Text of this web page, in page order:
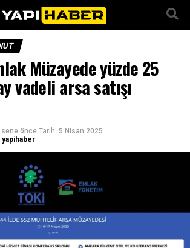
Müzayede yüzde 25
vadeli arsa satışı
sene önce Tarih: 5 Nisan 2025
yapihaber